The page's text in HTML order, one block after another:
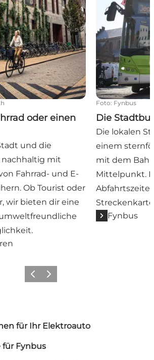
oder einen
und die
nachhaltig mit
Fahrrad- und E-
Ob Tourist oder
wir bieten dir eine
Foto: Fynbus
Die
Die lokalen
einem
mit dem
Mittelpunkt.
Fynbus
ZurückWeiter
für Ihr Elektroauto
für Fynbus